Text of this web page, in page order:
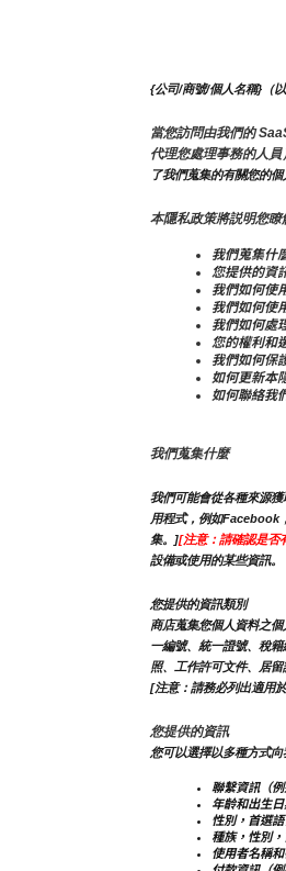
{公司/商號/個人名稱}（
當您訪問由我們的
代理您處理事務的人
了我們蒐集的有關您的
本隱私政策將説明您瞭
我們蒐集什
您提供的資
我們如何使
我們如何使
我們如何處
您的權利和
我們如何保
如何更新本
如何聯絡我
我們蒐集什麼
我們可能會從各種來源
用程式，例如Facebook
集。][注意：請確認是否
設備或使用的某些資訊。
您提供的資訊類別
商店蒐集您個人資料之
一編號、統一證號、稅
照、工作許可文件、居
[注意：請務必列出適用
您提供的資訊
您可以選擇以多種方式
聯繫資訊（
年齡和出生
性別，首選
種族，性別
使用者名稱